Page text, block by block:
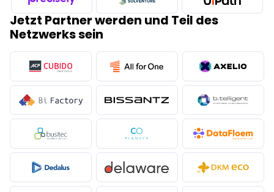
Jetzt Partner werden und Teil des
Netzwerks sein